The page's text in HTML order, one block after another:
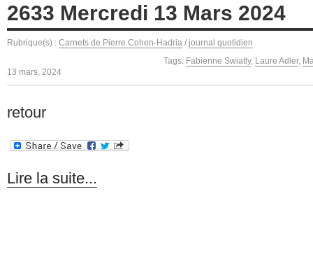
2633 Mercredi 13 Mars 2024
Rubrique(s) : Carnets de Pierre Cohen-Hadria / journal quotidien
Tags: Fabienne Swiatly, Laure Adler,
13 mars, 2024
retour
Lire la suite...